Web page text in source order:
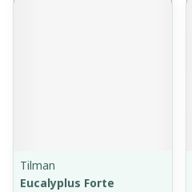
Tilman
Eucalyplus Forte